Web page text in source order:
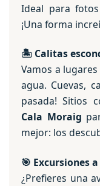
Ideal para
¡Una forma
🏝️ Calitas
Vamos a
agua. Cuevas,
pasada! Sitios
Cala Moraig
mejor: los
🎯 Excursiones
¿Prefieres una